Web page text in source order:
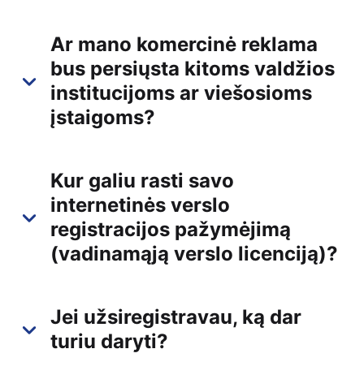
Ar mano komercinė reklama
bus persiųsta kitoms valdžios
institucijoms ar viešosioms
įstaigoms?
Kur galiu rasti savo
internetinės verslo
registracijos pažymėjimą
(vadinamąją verslo licenciją)?
Jei užsiregistravau, ką dar
turiu daryti?